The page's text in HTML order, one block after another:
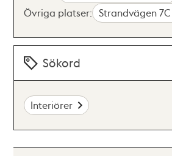
Övriga platser: Strandvägen 7C
Sökord
Interiörer